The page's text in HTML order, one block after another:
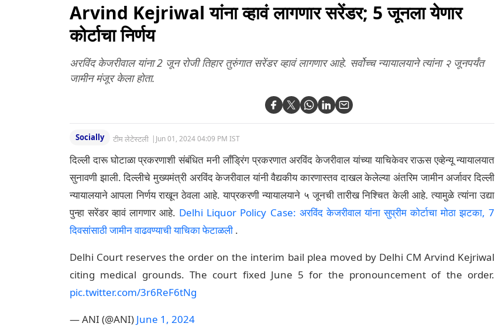
Arvind Kejriwal यांना व्हावं लागणार सरेंडर; 5 जूनला येणार
कोर्टाचा निर्णय
अरविंद केजरीवाल यांना 2 जून रोजी तिहार तुरुंगात सरेंडर व्हावं लागणार आहे. सर्वोच्च न्यायालयाने त्यांना २ जूनपर्यंत
जामीन मंजूर केला होता.
Socially टीम लेटेस्टली | Jun 01, 2024 04:09 PM IST
दिल्ली दारू घोटाळा प्रकरणाशी संबंधित मनी लाँड्रिंग प्रकरणात अरविंद केजरीवाल यांच्या याचिकेवर राऊस एव्हेन्यू न्यायालयात
सुनावणी झाली. दिल्लीचे मुख्यमंत्री अरविंद केजरीवाल यांनी वैद्यकीय कारणास्तव दाखल केलेल्या अंतरिम जामीन अर्जावर दिल्ली
न्यायालयाने आपला निर्णय राखून ठेवला आहे. याप्रकरणी न्यायालयाने ५ जूनची तारीख निश्चित केली आहे. त्यामुळे त्यांना उद्या
पुन्हा सरेंडर व्हावं लागणार आहे. Delhi Liquor Policy Case: अरविंद केजरीवाल यांना सुप्रीम कोर्टाचा मोठा झटका, 7
दिवसांसाठी जामीन वाढवण्याची याचिका फेटाळली .
Delhi Court reserves the order on the interim bail plea moved by Delhi CM Arvind Kejriwal
citing medical grounds. The court fixed June 5 for the pronouncement of the order.
pic.twitter.com/3r6ReF6tNg
— ANI (@ANI) June 1, 2024